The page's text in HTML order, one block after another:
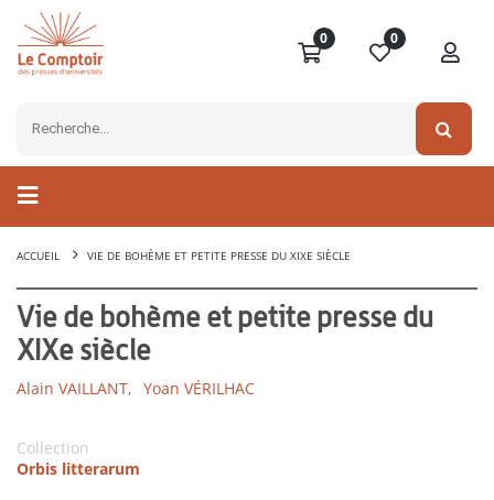
0 0
ACCUEIL VIE DE BOHÈME ET PETITE PRESSE DU XIXE SIÈCLE
Vie de bohème et petite presse du
XIXe siècle
Alain VAILLANT, Yoan VÉRILHAC
Collection
Orbis litterarum